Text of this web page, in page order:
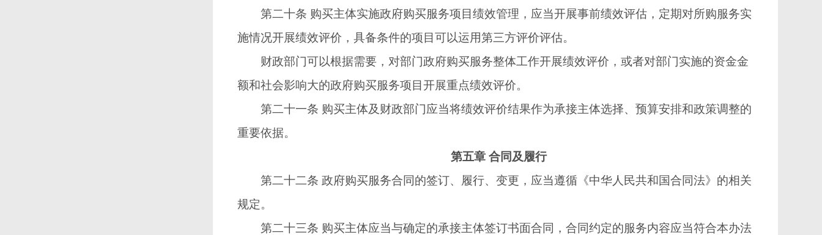
第二十条 购买主体实施政府购买服务项目绩效管理，应当开展事前绩效评估，定期对所购服务实
施情况开展绩效评价，具备条件的项目可以运用第三方评价评估。
财政部门可以根据需要，对部门政府购买服务整体工作开展绩效评价，或者对部门实施的资金金
额和社会影响大的政府购买服务项目开展重点绩效评价。
第二十一条 购买主体及财政部门应当将绩效评价结果作为承接主体选择、预算安排和政策调整的
重要依据。
第五章 合同及履行
第二十二条 政府购买服务合同的签订、履行、变更，应当遵循《中华人民共和国合同法》的相关
规定。
第二十三条 购买主体应当与确定的承接主体签订书面合同，合同约定的服务内容应当符合本办法